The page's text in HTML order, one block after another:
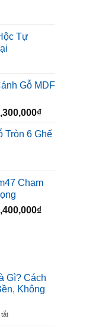
Tự
Gỗ MDF
₫Giá
tại
Tròn 6 Ghế
Chạm
₫Giá
Gì? Cách
Không
tắtở